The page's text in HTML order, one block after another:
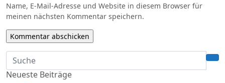
Name, E-Mail-Adresse und Website in diesem Browser für
meinen nächsten Kommentar speichern.
Neueste Beiträge